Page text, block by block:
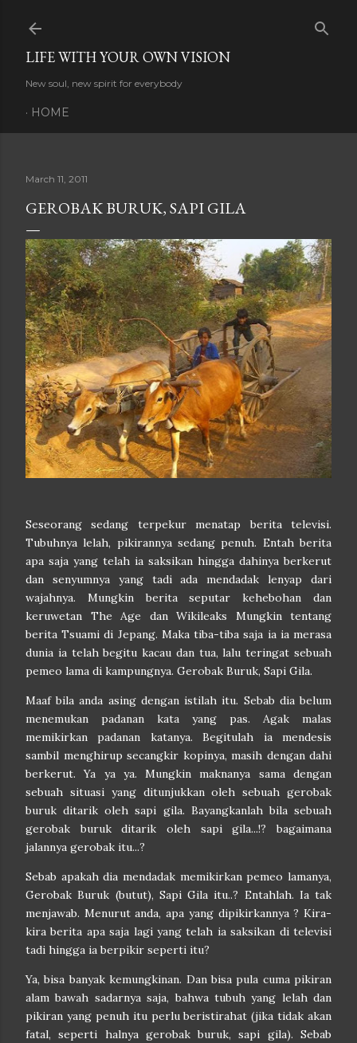
LIFE WITH YOUR OWN VISION
New soul, new spirit for everybody
HOME
March 11, 2011
GEROBAK BURUK, SAPI GILA
Seseorang sedang terpekur menatap berita televisi.
Tubuhnya lelah, pikirannya sedang penuh. Entah berita
apa saja yang telah ia saksikan hingga dahinya berkerut
dan senyumnya yang tadi ada mendadak lenyap dari
wajahnya. Mungkin berita seputar kehebohan dan
keruwetan The Age dan Wikileaks Mungkin tentang
berita Tsuami di Jepang. Maka tiba-tiba saja ia ia merasa
dunia ia telah begitu kacau dan tua, lalu teringat sebuah
pemeo lama di kampungnya. Gerobak Buruk, Sapi Gila.
Maaf bila anda asing dengan istilah itu. Sebab dia belum
menemukan padanan kata yang pas. Agak malas
memikirkan padanan katanya. Begitulah ia mendesis
sambil menghirup secangkir kopinya, masih dengan dahi
berkerut. Ya ya ya. Mungkin maknanya sama dengan
sebuah situasi yang ditunjukkan oleh sebuah gerobak
buruk ditarik oleh sapi gila. Bayangkanlah bila sebuah
gerobak buruk ditarik oleh sapi gila...!? bagaimana
jalannya gerobak itu...?
Sebab apakah dia mendadak memikirkan pemeo lamanya,
Gerobak Buruk (butut), Sapi Gila itu..? Entahlah. Ia tak
menjawab. Menurut anda, apa yang dipikirkannya ? Kira-
kira berita apa saja lagi yang telah ia saksikan di televisi
tadi hingga ia berpikir seperti itu?
Ya, bisa banyak kemungkinan. Dan bisa pula cuma pikiran
alam bawah sadarnya saja, bahwa tubuh yang lelah dan
pikiran yang penuh itu perlu beristirahat (jika tidak akan
fatal, seperti halnya gerobak buruk, sapi gila). Sebab